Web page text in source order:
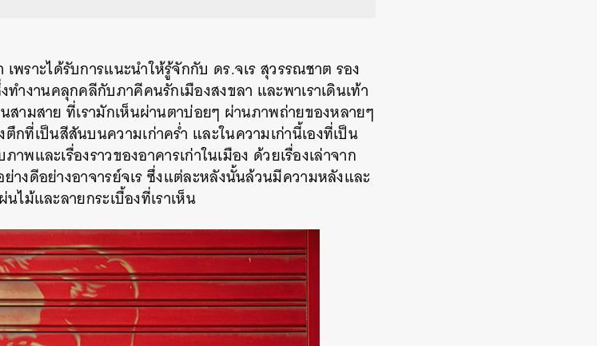
เพราะได้รับการแนะนำให้รู้จักกับ ดร.จเรสุวรรณชาต รอง
ทำงานคลุกคลีกับภาคีคนรักเมืองสงขลา และพาเราเดินเท้า
สามสาย ที่เรามักเห็นผ่านตาบ่อยๆ ผ่านภาพถ่ายของหลายๆ
กที่เป็นสีสันบนความเก่าคร่ำ และในความเก่านี้เองที่เป็น
ภาพและเรื่องราวของอาคารเก่าในเมือง ด้วยเรื่องเล่าจาก
งดีอย่างอาจารย์จเรซึ่งแต่ละหลังนั้นล้วนมีความหลังและ
ม้และลายกระเบื้องที่เราเห็น